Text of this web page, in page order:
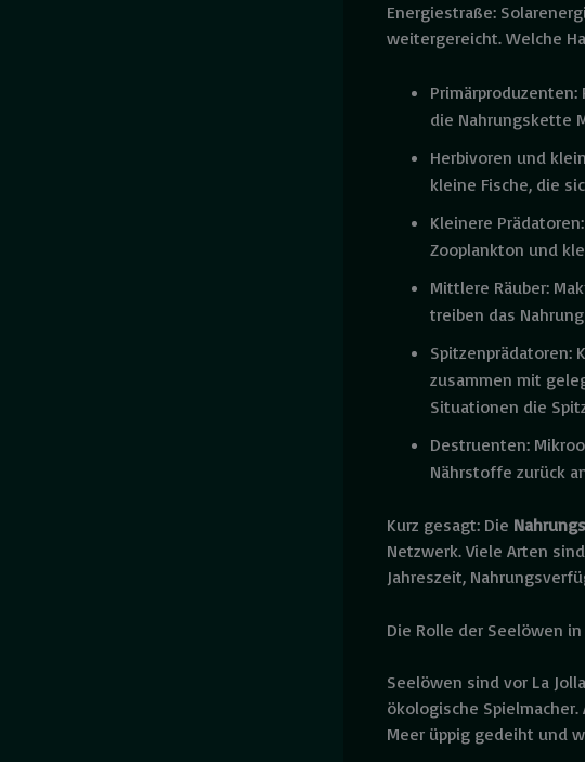
Energiestraße:
weitergereicht. Welche
die Nahrungskette
Herbivoren und
kleine Fische, die
Kleinere
Zooplankton und
Mittlere Räuber:
treiben das
Spitzenprädatoren:
zusammen mit
Situationen die
Destruenten:
Nährstoffe zurück
Kurz gesagt: Die
Netzwerk. Viele Arten
Jahreszeit,
Die Rolle der Seelöwen
Seelöwen sind vor La
ökologische
Meer üppig gedeiht und